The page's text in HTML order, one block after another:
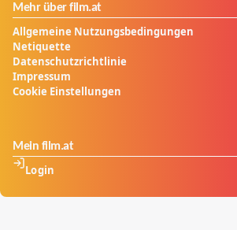
Mehr über film.at
Allgemeine Nutzungsbedingungen
Netiquette
Datenschutzrichtlinie
Impressum
Cookie Einstellungen
Mein film.at
Login